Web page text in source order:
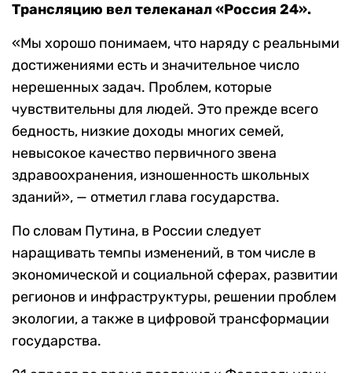
Трансляцию вел телеканал «Россия 24».
«Мы хорошо понимаем, что наряду с реальными
достижениями есть и значительное число
нерешенных задач. Проблем, которые
чувствительны для людей. Это прежде всего
бедность, низкие доходы многих семей,
невысокое качество первичного звена
здравоохранения, изношенность школьных
зданий», — отметил глава государства.
По словам Путина, в России следует
наращивать темпы изменений, в том числе в
экономической и социальной сферах, развитии
регионов и инфраструктуры, решении проблем
экологии, а также в цифровой трансформации
государства.